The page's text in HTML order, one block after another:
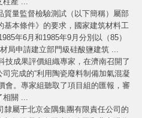
質量監督檢驗測試（以下簡稱）屬部
基本條件》的要求，國家建筑材料工
年6月和1985年9月分別以（85）
局申請建立部門級硅酸鹽建筑 ...
技成果評價組織專家，在濟南召開了
完成的“利用陶瓷廢料制備加氣混凝
會。專家組聽取了項目組的匯報，審
相關 ...
屬于北京金隅集團有限責任公司的